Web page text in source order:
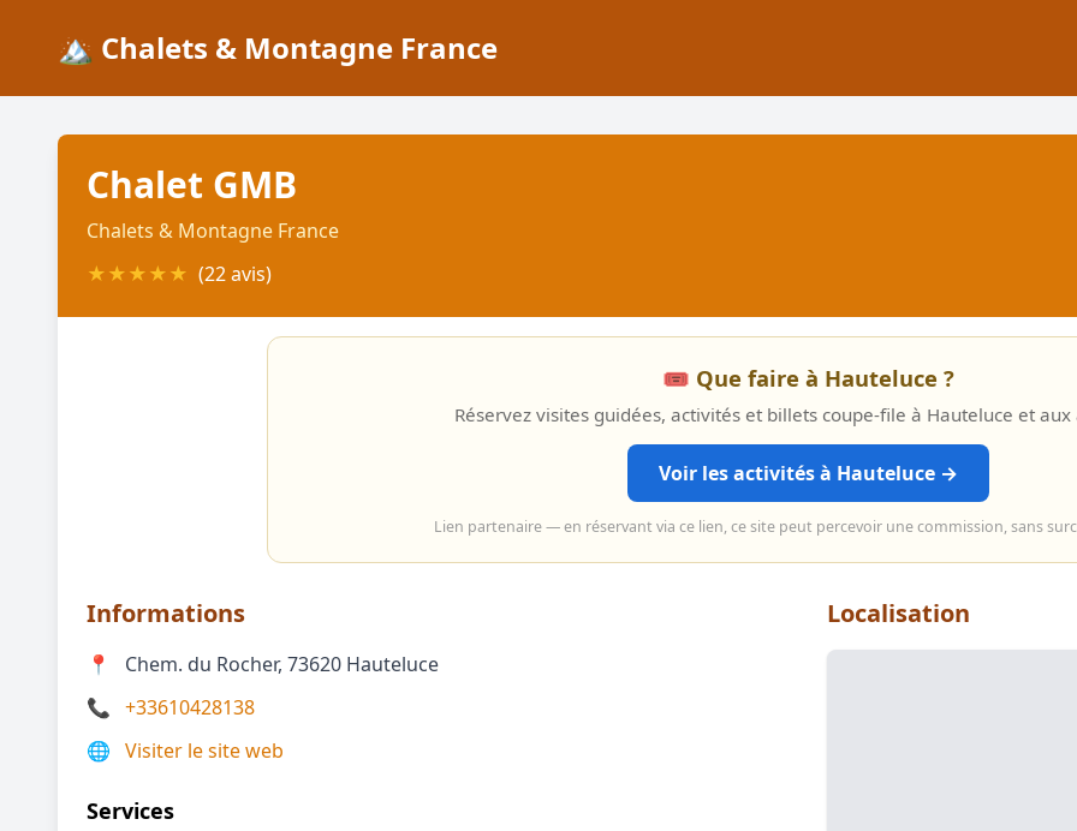
🏔️ Chalets & Montagne France
Chalet GMB
Chalets & Montagne France
★★★★★ (22 avis)
🎟️ Que faire à Hauteluce ?
Réservez visites guidées, activités et billets coupe-file à Hauteluce et
Voir les activités à Hauteluce →
Lien partenaire — en réservant via ce lien, ce site peut percevoir une commission, sans
Informations
📍
Chem. du Rocher, 73620 Hauteluce
📞 +33610428138
🌐 Visiter le site web
Services
Localisation